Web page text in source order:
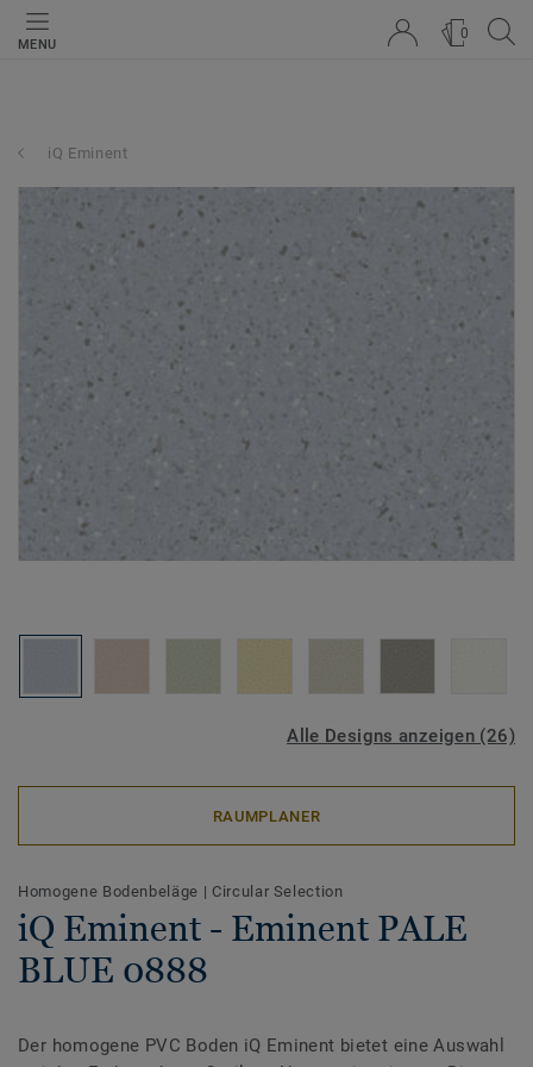
MENU
0
iQ Eminent
Alle Designs anzeigen (26)
RAUMPLANER
Homogene Bodenbeläge | Circular Selection
iQ Eminent - Eminent PALE
BLUE 0888
Der homogene PVC Boden iQ Eminent bietet eine Auswahl